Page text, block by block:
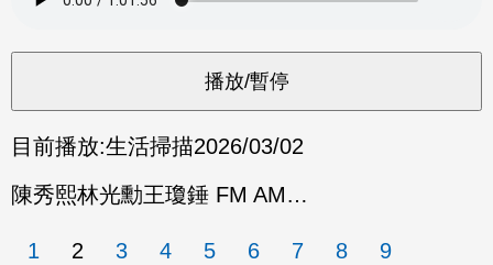
目前播放:生活掃描2026/03/02
陳秀熙林光勳王瓊錘 FM AM…
1 2 3 4 5 6 7 8 9